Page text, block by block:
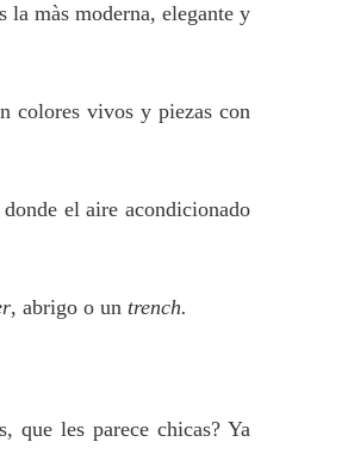
la màs moderna, elegante y
colores vivos y piezas con
el aire acondicionado
, abrigo o un trench.
que les parece chicas? Ya